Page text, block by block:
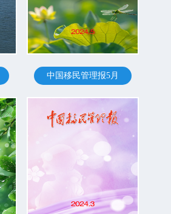
中国移民管理报5月